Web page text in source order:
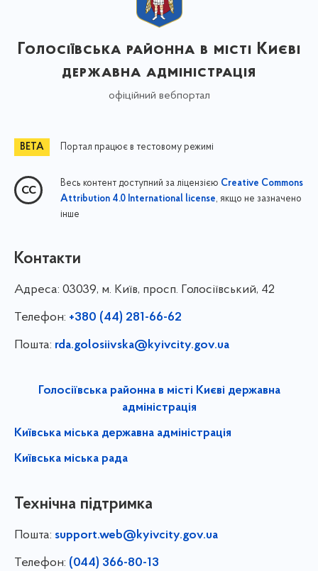
Голосіївська районна в місті Києві
державна адміністрація
офіційний вебпортал
Портал працює в тестовому режимі
Весь контент доступний за ліцензією Creative Commons
Attribution 4.0 International license, якщо не зазначено
інше
Контакти
Адреса: 03039, м. Київ, просп. Голосіївський, 42
Телефон: +380 (44) 281-66-62
Пошта: rda.golosiivska@kyivcity.gov.ua
Голосіївська районна в місті Києві державна
адміністрація
Київська міська державна адміністрація
Київська міська рада
Технічна підтримка
Пошта: support.web@kyivcity.gov.ua
Телефон: (044) 366-80-13